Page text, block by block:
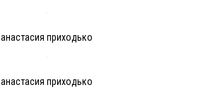
анастасия приходько
анастасия приходько